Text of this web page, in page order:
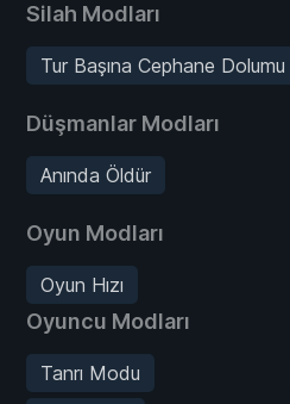
Silah Modları
Tur Başına Cephane Dolumu
Düşmanlar Modları
Anında Öldür
Oyun Modları
Oyun Hızı
Oyuncu Modları
Tanrı Modu